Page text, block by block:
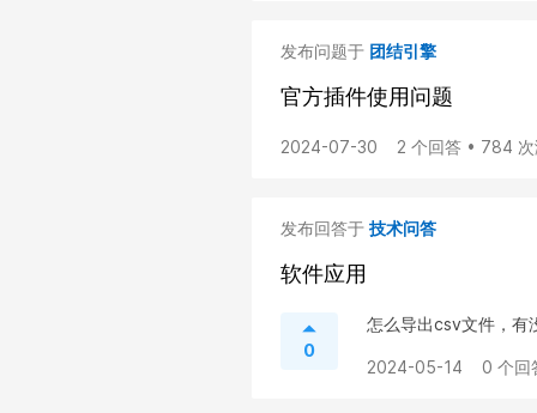
发布问题于 团结引擎
官方插件使用问题
2024-07-30 2 个回答 • 784
发布回答于 技术问答
软件应用
0
怎么导出csv文件，有
2024-05-14 0 个回